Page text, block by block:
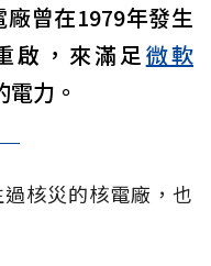
曾在1979年發生
啟，來滿足微軟
力。
核災的核電廠，也